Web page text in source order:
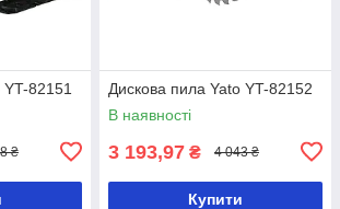
82151
₴
Дискова пила Yato YT-82152
В наявності
3 193,97 ₴ 4 043 ₴
Купити